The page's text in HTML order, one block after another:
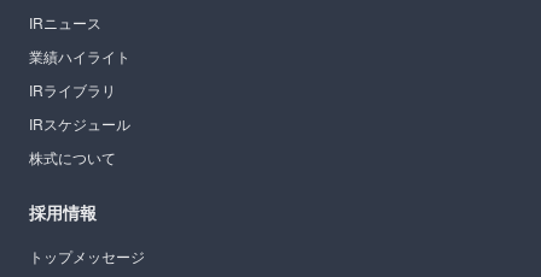
IRニュース
業績ハイライト
IRライブラリ
IRスケジュール
株式について
採用情報
トップメッセージ